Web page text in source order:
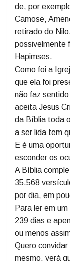
fez todos os
executados
foi registrado,
de, por
Camose,
retirado do
possivelmente
Hapimses.
Como foi a
que ela foi
não faz
aceita Jesus
da Bíblia toda
a ser lida tem
E é uma
esconder os
A Bíblia
35.568
por dia, em
Para ler em